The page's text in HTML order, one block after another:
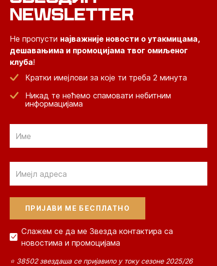
NEWSLETTER
Не пропусти најважније новости о утакмицама,
дешавањима и промоцијама твог омиљеног
клуба!
Кратки имејлови за које ти треба 2 минута
Никад те нећемо спамовати небитним
информацијама
Слажем се да ме Звезда контактира са
новостима и промоцијама
⭐ 38502 звездаша се пријавило у току сезоне 2025/26